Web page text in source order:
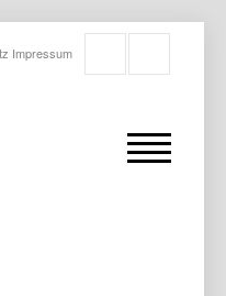
Impressum